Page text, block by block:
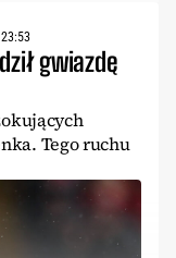
gwiazdę
Tego ruchu